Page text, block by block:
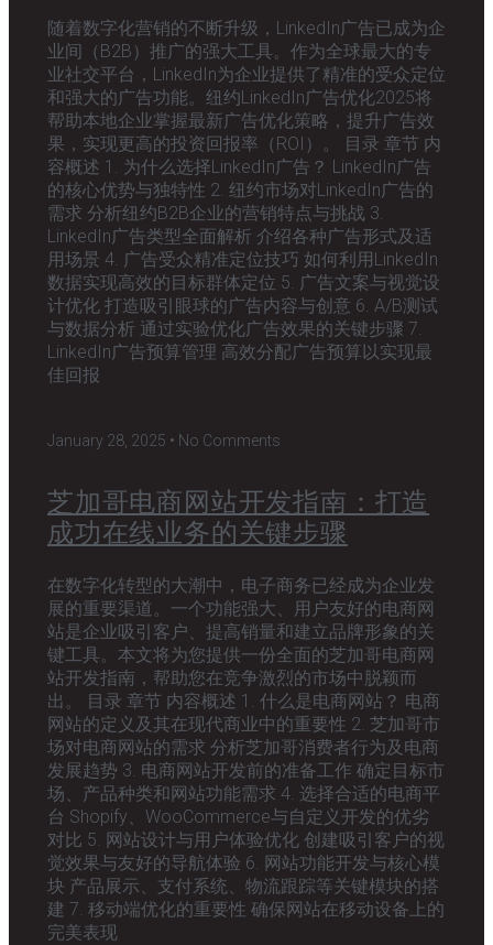
随着数字化营销的不断升级，LinkedIn广告已成为企
业间（B2B）推广的强大工具。作为全球最大的专
业社交平台，LinkedIn为企业提供了精准的受众定位
和强大的广告功能。纽约LinkedIn广告优化2025将
帮助本地企业掌握最新广告优化策略，提升广告效
果，实现更高的投资回报率（ROI）。 目录 章节 内
容概述 1. 为什么选择LinkedIn广告？ LinkedIn广告
的核心优势与独特性 2. 纽约市场对LinkedIn广告的
需求 分析纽约B2B企业的营销特点与挑战 3.
LinkedIn广告类型全面解析 介绍各种广告形式及适
用场景 4. 广告受众精准定位技巧 如何利用LinkedIn
数据实现高效的目标群体定位 5. 广告文案与视觉设
计优化 打造吸引眼球的广告内容与创意 6. A/B测试
与数据分析 通过实验优化广告效果的关键步骤 7.
LinkedIn广告预算管理 高效分配广告预算以实现最
佳回报
January 28, 2025 No Comments
芝加哥电商网站开发指南：打造
成功在线业务的关键步骤
在数字化转型的大潮中，电子商务已经成为企业发
展的重要渠道。一个功能强大、用户友好的电商网
站是企业吸引客户、提高销量和建立品牌形象的关
键工具。本文将为您提供一份全面的芝加哥电商网
站开发指南，帮助您在竞争激烈的市场中脱颖而
出。 目录 章节 内容概述 1. 什么是电商网站？ 电商
网站的定义及其在现代商业中的重要性 2. 芝加哥市
场对电商网站的需求 分析芝加哥消费者行为及电商
发展趋势 3. 电商网站开发前的准备工作 确定目标市
场、产品种类和网站功能需求 4. 选择合适的电商平
台 Shopify、WooCommerce与自定义开发的优劣
对比 5. 网站设计与用户体验优化 创建吸引客户的视
觉效果与友好的导航体验 6. 网站功能开发与核心模
块 产品展示、支付系统、物流跟踪等关键模块的搭
建 7. 移动端优化的重要性 确保网站在移动设备上的
完美表现